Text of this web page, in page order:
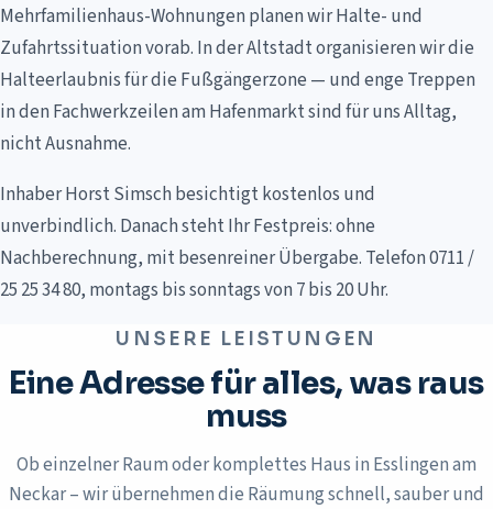
Mehrfamilienhaus-Wohnungen planen wir Halte- und
Zufahrtssituation vorab. In der Altstadt organisieren wir die
Halteerlaubnis für die Fußgängerzone — und enge Treppen
in den Fachwerkzeilen am Hafenmarkt sind für uns Alltag,
nicht Ausnahme.
Inhaber Horst Simsch besichtigt kostenlos und
unverbindlich. Danach steht Ihr Festpreis: ohne
Nachberechnung, mit besenreiner Übergabe. Telefon 0711 /
25 25 34 80, montags bis sonntags von 7 bis 20 Uhr.
UNSERE LEISTUNGEN
Eine Adresse für alles, was raus
muss
Ob einzelner Raum oder komplettes Haus in Esslingen am
Neckar– wir übernehmen die Räumung schnell, sauber und